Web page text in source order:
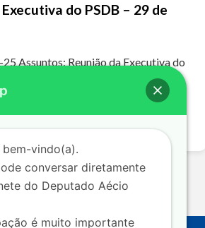
do PSDB – 29 de
Assuntos: Reunião da Executiva do
Podemos Ouça o áudio da
do PSDB nos grandes debates
essa polarização extremamente…
bem-vindo(a).
conversar diretamente
do Deputado Aécio
é muito importante